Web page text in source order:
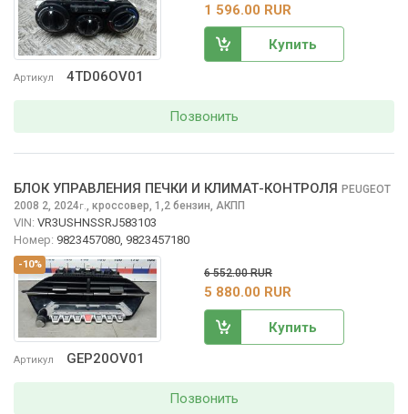
Артикул 4TD06OV01
1 596.00 RUR
Купить
Позвонить
-10%
Артикул GEP20OV01
БЛОК УПРАВЛЕНИЯ ПЕЧКИ И КЛИМАТ-КОНТРОЛЯ PEUGEOT
2008 2, 2024г., кроссовер, 1,2 бензин, АКПП
VIN: VR3USHNSSRJ583103
Номер: 9823457080, 9823457180
6 552.00 RUR
5 880.00 RUR
Купить
Позвонить